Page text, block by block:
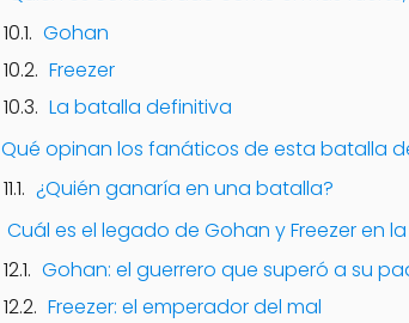
Gohan
Freezer
La batalla definitiva
Qué opinan los fanáticos de esta batalla
¿Quién ganaría en una batalla?
Cuál es el legado de Gohan y Freezer en
Gohan: el guerrero que superó a su
Freezer: el emperador del mal